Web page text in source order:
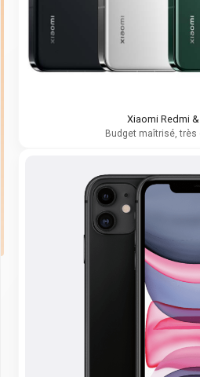
Xiaomi Redmi
Budget maîtrisé, très